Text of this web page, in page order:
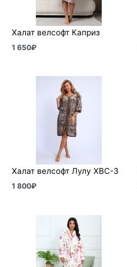
Халат велсофт Каприз
1 650₽
Халат велсофт Лулу ХВС-3
1 800₽